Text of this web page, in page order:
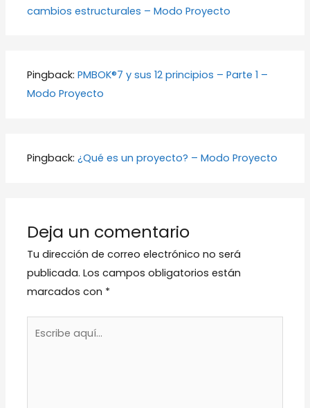
cambios estructurales – Modo Proyecto
Pingback:PMBOK®7 y sus 12 principios – Parte 1 –
Modo Proyecto
Pingback:¿Qué es un proyecto? – Modo Proyecto
Deja un comentario
Tu dirección de correo electrónico no será
publicada. Los campos obligatorios están
marcados con *